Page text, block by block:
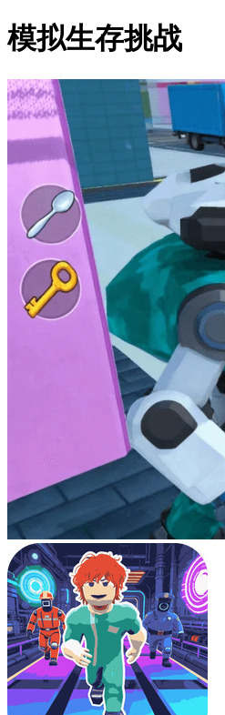
模拟生存挑战